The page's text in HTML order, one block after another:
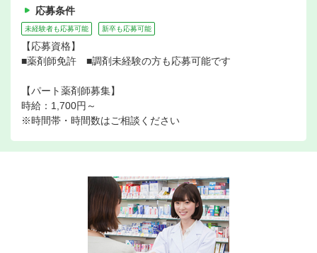
応募条件
未経験者も応募可能 新卒も応募可能
【応募資格】
■薬剤師免許 ■調剤未経験の方も応募可能です
【パート薬剤師募集】
時給：1,700円～
※時間帯・時間数はご相談ください